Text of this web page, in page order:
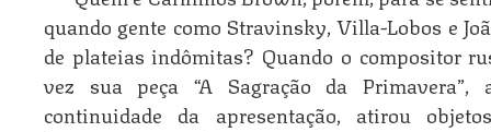
quando gente como Stravinsky, Villa-Lobos e
de plateias indômitas? Quando o compositor
vez sua peça “A Sagração da
continuidade da apresentação, atirou